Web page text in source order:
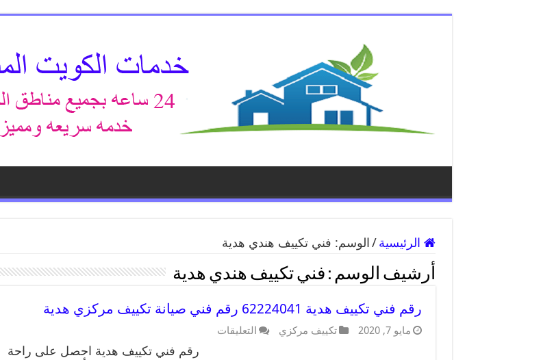
الرئيسية / الوسم: فني تكييف هندي هدية
أرشيف الوسم : فني تكييف هندي هدية
رقم فني تكييف هدية 62224041 رقم فني صيانة تكييف مركزي هدية
مايو 7, 2020 تكييف مركزي التعليقات
رقم فني تكييف هدية احصل على راحة